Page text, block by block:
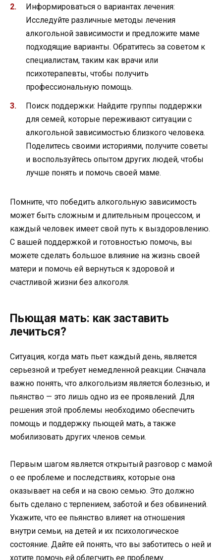
Информироваться о вариантах лечения:
Исследуйте различные методы лечения
алкогольной зависимости и предложите маме
подходящие варианты. Обратитесь за советом к
специалистам, таким как врачи или
психотерапевты, чтобы получить
профессиональную помощь.
Поиск поддержки: Найдите группы поддержки
для семей, которые переживают ситуации с
алкогольной зависимостью близкого человека.
Поделитесь своими историями, получите советы
и воспользуйтесь опытом других людей, чтобы
лучше понять и помочь своей маме.
Помните, что победить алкогольную зависимость
может быть сложным и длительным процессом, и
каждый человек имеет свой путь к выздоровлению.
С вашей поддержкой и готовностью помочь, вы
можете сделать большое влияние на жизнь своей
матери и помочь ей вернуться к здоровой и
счастливой жизни без алкоголя.
Пьющая мать: как заставить
лечиться?
Ситуация, когда мать пьет каждый день, является
серьезной и требует немедленной реакции. Сначала
важно понять, что алкогольизм является болезнью, и
пьянство — это лишь одно из ее проявлений. Для
решения этой проблемы необходимо обеспечить
помощь и поддержку пьющей мать, а также
мобилизовать других членов семьи.
Первым шагом является открытый разговор с мамой
о ее проблеме и последствиях, которые она
оказывает на себя и на свою семью. Это должно
быть сделано с терпением, заботой и без обвинений.
Укажите, что ее пьянство влияет на отношения
внутри семьи, на детей и их психологическое
состояние. Дайте ей понять, что вы заботитесь о ней и
хотите помочь ей облегчить ее проблему.